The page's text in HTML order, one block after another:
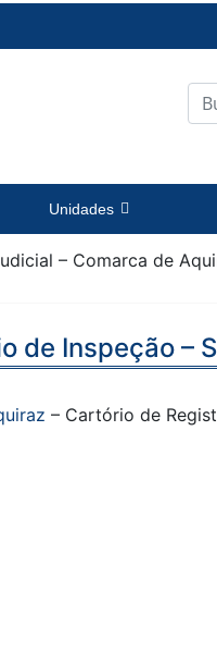
Unidades
– Comarca de
de Inspeção –
– Cartório de